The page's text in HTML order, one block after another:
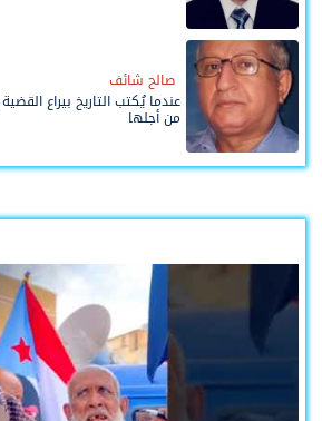
صالح شائف
عندما يُكتب التاريخ بيراع
من أجلها